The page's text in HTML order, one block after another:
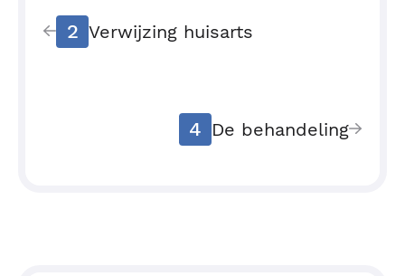
2 Verwijzing huisarts
4 De behandeling